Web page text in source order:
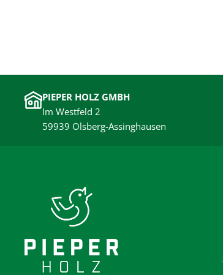
PIEPER HOLZ GMBH
Im Westfeld 2
59939 Olsberg-Assinghausen